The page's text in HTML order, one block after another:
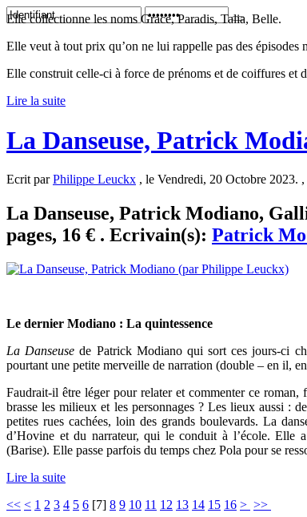
Elle collectionne les noms Grace, Paradis, Talia, Belle.
Elle veut à tout prix qu’on ne lui rappelle pas des épisodes
Elle construit celle-ci à force de prénoms et de coiffures et
Lire la suite
La Danseuse, Patrick
Ecrit parPhilippe Leuckx , le Vendredi, 20 Octobre 2023. ,
La Danseuse, Patrick Modiano,
pages, 16 € . Ecrivain(s): Patrick
Le dernier Modiano : La quintessence
La Danseuse de Patrick Modiano qui sort ces jours-ci
pourtant une petite merveille de narration (double – en il,
Faudrait-il être léger pour relater et commenter ce
brasse les milieux et les personnages ? Les lieux aussi :
petites rues cachées, loin des grands boulevards. La
d’Hovine et du narrateur, qui le conduit à l’école. Elle
(Barise). Elle passe parfois du temps chez Pola pour se
Lire la suite
<< < 1 2 3 4 5 6 [7] 8 9 10 11 12 13 14 15 16 > >>